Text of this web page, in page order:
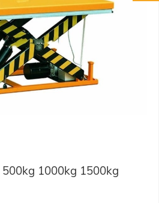
1000kg 1500kg